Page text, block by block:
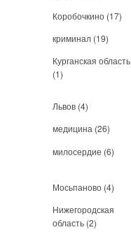
Коробочкино (17)
криминал (19)
Курганская область
(1)
Львов (4)
медицина (26)
милосердие (6)
Мосьпаново (4)
Нижегородская
область (2)